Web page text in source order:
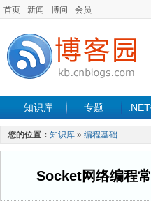
首页 新闻 博问 会员
知识库 专题
手机开发 软件工程
最新文章
您的位置： 知识库 » 编程基础
Socket网络编程